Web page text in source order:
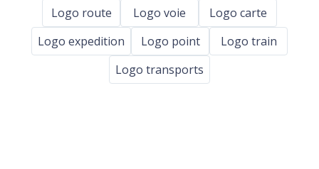
Logo route
Logo voie
Logo carte
Logo expedition
Logo point
Logo train
Logo transports